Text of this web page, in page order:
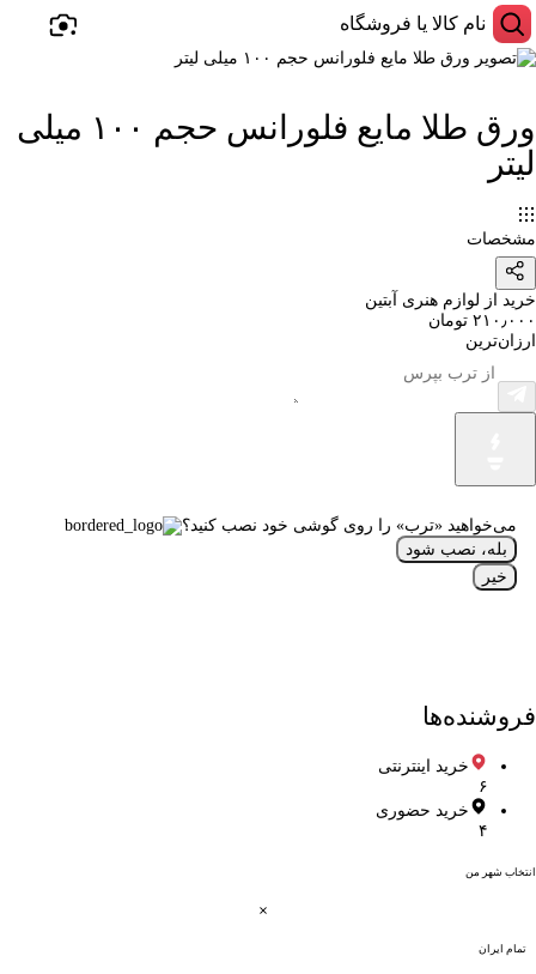
ورق طلا مایع فلورانس حجم ۱۰۰ میلی
لیتر
مشخصات
خرید از لوازم هنری آبتین
۲۱۰٫۰۰۰ تومان
ارزان‌ترین
می‌خواهید «ترب» را روی گوشی خود نصب کنید؟
بله، نصب شود
خیر
فروشنده‌ها
خرید اینترنتی
۶
خرید حضوری
۴
انتخاب شهر من
تمام ایران